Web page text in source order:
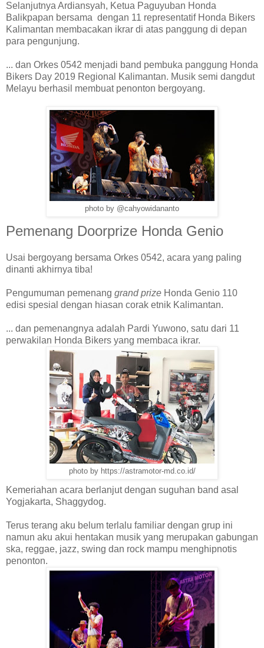
Selanjutnya Ardiansyah, Ketua Paguyuban Honda
Balikpapan bersama dengan 11 representatif Honda Bikers
Kalimantan membacakan ikrar di atas panggung di depan
para pengunjung.
... dan Orkes 0542 menjadi band pembuka panggung Honda
Bikers Day 2019 Regional Kalimantan. Musik semi dangdut
Melayu berhasil membuat penonton bergoyang.
photo by @cahyowidananto
Pemenang Doorprize Honda Genio
Usai bergoyang bersama Orkes 0542, acara yang paling
dinanti akhirnya tiba!
Pengumuman pemenang grand prize Honda Genio 110
edisi spesial dengan hiasan corak etnik Kalimantan.
... dan pemenangnya adalah Pardi Yuwono, satu dari 11
perwakilan Honda Bikers yang membaca ikrar.
photo by https://astramotor-md.co.id/
Kemeriahan acara berlanjut dengan suguhan band asal
Yogjakarta, Shaggydog.
Terus terang aku belum terlalu familiar dengan grup ini
namun aku akui hentakan musik yang merupakan gabungan
ska, reggae, jazz, swing dan rock mampu menghipnotis
penonton.